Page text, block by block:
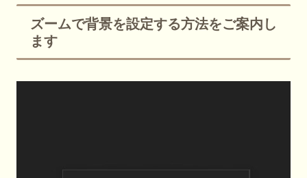
ズームで背景を設定する方法をご案内し
ます